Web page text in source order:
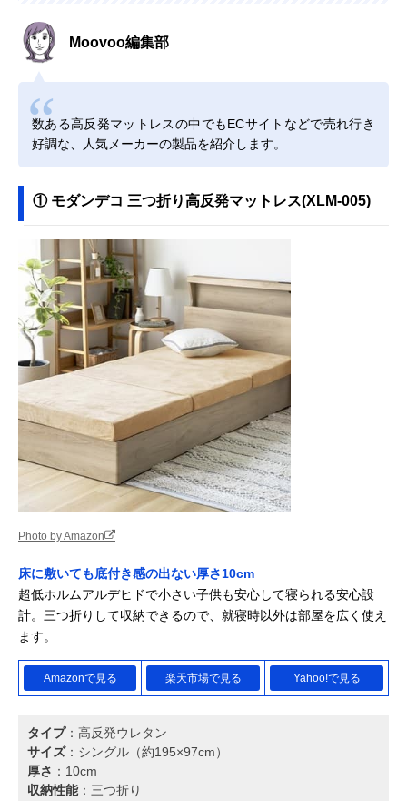
Moovoo編集部
数ある高反発マットレスの中でもECサイトなどで売れ行き
好調な、人気メーカーの製品を紹介します。
① モダンデコ 三つ折り高反発マットレス(XLM-005)
Photo by Amazon
床に敷いても底付き感の出ない厚さ10cm
超低ホルムアルデヒドで小さい子供も安心して寝られる安心設
計。三つ折りして収納できるので、就寝時以外は部屋を広く使え
ます。
Amazonで見る 楽天市場で見る Yahoo!で見る
タイプ：高反発ウレタン
サイズ：シングル（約195×97cm）
厚さ ：10cm
収納性能：三つ折り